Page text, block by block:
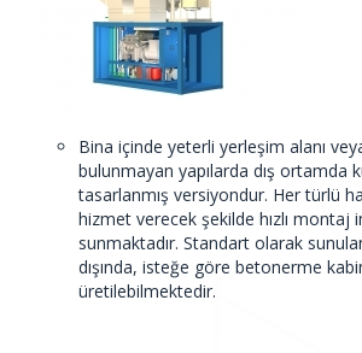
Bina içinde yeterli yerleşim alanı
bulunmayan yapılarda dış ortamda
tasarlanmış versiyondur. Her türlü
hizmet verecek şekilde hızlı montaj
sunmaktadır. Standart olarak
dışında, isteğe göre betonerme
üretilebilmektedir.